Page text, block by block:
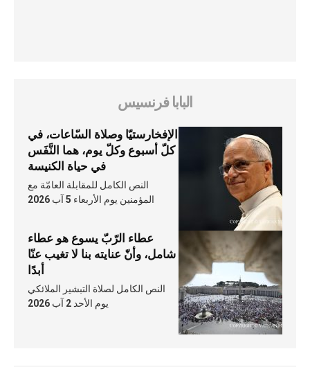
البابا فرنسيس
الإفخارستيّا وصلاة السّاعات، في
كلّ أسبوع وكلّ يوم، هما النَّفَس
في حياة الكنيسة
النص الكامل للمقابلة العامّة مع
المؤمنين يوم الأربعاء 5 آب 2026
عطاء الرّبّ يسوع هو عطاء
شامل، وأنّ عنايته بنا لا تغيب عنّا
أبدًا
النص الكامل لصلاة التبشير الملائكي
يوم الأحد 2 آب 2026